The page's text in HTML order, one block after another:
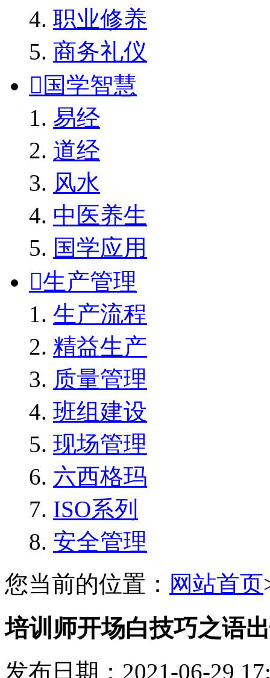
职业修养
商务礼仪
国学智慧
易经
道经
风水
中医养生
国学应用
生产管理
生产流程
精益生产
质量管理
班组建设
现场管理
六西格玛
ISO系列
安全管理
您当前的位置： 网站首页
培训师开场白技巧之语
发布日期：2021-06-29